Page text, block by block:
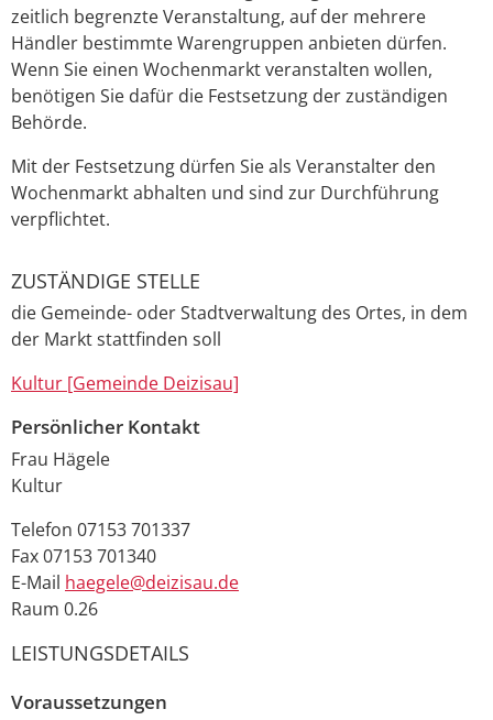
zeitlich begrenzte Veranstaltung, auf der mehrere
Händler bestimmte Warengruppen anbieten dürfen.
Wenn Sie einen Wochenmarkt veranstalten wollen,
benötigen Sie dafür die Festsetzung der zuständigen
Behörde.
Mit der Festsetzung dürfen Sie als Veranstalter den
Wochenmarkt abhalten und sind zur Durchführung
verpflichtet.
ZUSTÄNDIGE STELLE
die Gemeinde- oder Stadtverwaltung des Ortes, in dem
der Markt stattfinden soll
Kultur [Gemeinde Deizisau]
Persönlicher Kontakt
Frau Hägele
Kultur
Telefon 07153 701337
Fax07153 701340
E-Mail haegele@deizisau.de
Raum 0.26
LEISTUNGSDETAILS
Voraussetzungen